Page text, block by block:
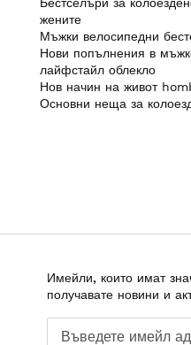
Бестселъри за
жените
Мъжки велосипедни
Нови попълнения в
лайфстайл облекло
Нов начин на живот
Основни неща за
Имейли, които имат
получавате новини и
Въведете имейл